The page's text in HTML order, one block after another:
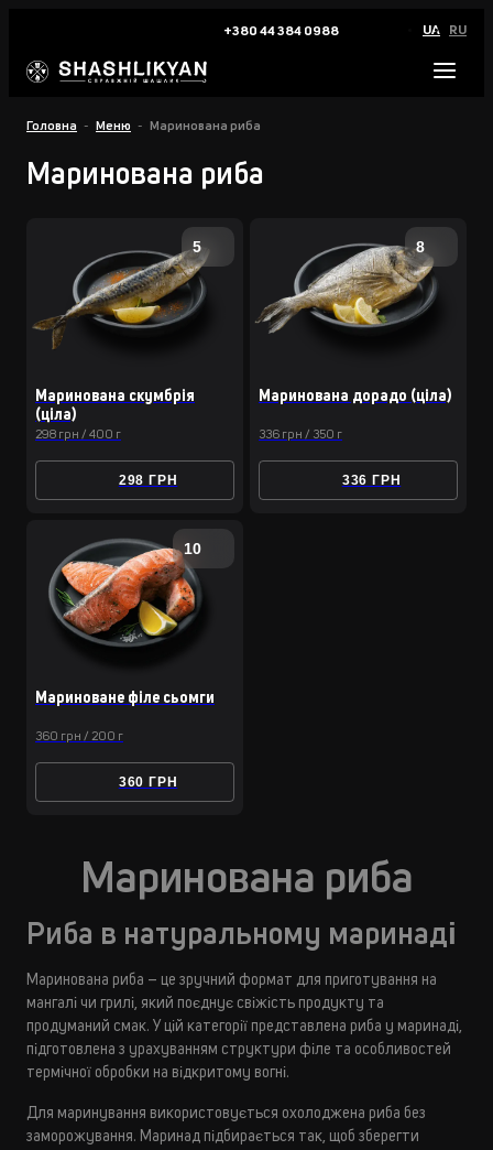
+380 44 384 0988 UA RU
Головна Меню Маринована риба
Маринована риба
5
Маринована скумбрiя
(цiла)
298 грн / 400 г
298 ГРН
8
Маринована дорадо (цiла)
336 грн / 350 г
336 ГРН
10
Мариноване фiле сьомги
360 грн / 200 г
360 ГРН
Маринована риба
Риба в натуральному маринаді
Маринована риба – це зручний формат для приготування на
мангалі чи грилі, який поєднує свіжість продукту та
продуманий смак. У цій категорії представлена риба у маринаді,
підготовлена з урахуванням структури філе та особливостей
термічної обробки на відкритому вогні.
Для маринування використовується охолоджена риба без
заморожування. Маринад підбирається так, щоб зберегти